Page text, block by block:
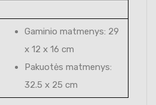
Gaminio matmenys: 29
x 12 x 16 cm
Pakuotės matmenys:
32.5 x 25 cm